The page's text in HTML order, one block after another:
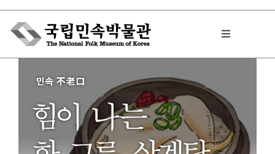
Skip
content
Toggle
박물관에서는
민속이야기